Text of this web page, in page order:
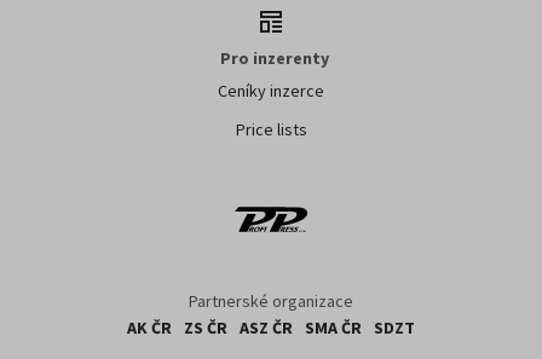
Pro inzerenty
Ceníky inzerce
Price lists
Partnerské organizace
AK ČR
ZS ČR ASZ ČR SMA ČR SDZT